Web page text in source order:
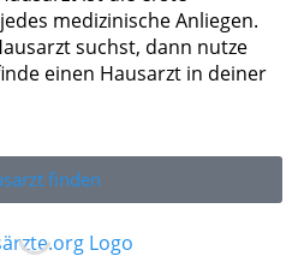
medizinische Anliegen.
suchst, dann nutze
einen Hausarzt in deiner
finden